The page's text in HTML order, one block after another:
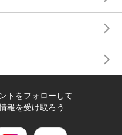
トをフォローして
報を受け取ろう